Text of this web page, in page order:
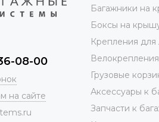
08-00
на сайте
Багажники на
Боксы на
Крепления
Велокрепления
Грузовые
Аксессуары к
Запчасти к